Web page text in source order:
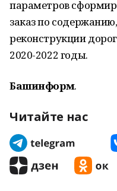
параметров
заказ по
реконструкции
2020-2022 годы.
Башинформ.
Читайте нас